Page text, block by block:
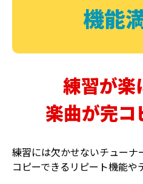
DELAY
機能
練習が楽
楽曲が完コ
練習には欠かせないチューナ
コピーできるリピート機能